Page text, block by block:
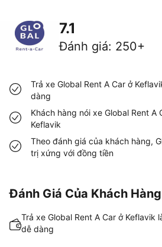
7.1
Đánh giá: 250+
Trả xe Global Rent A Car ở
dàng
Khách hàng nói xe Global Rent A
Keflavik
Theo đánh giá của khách hàng,
trị xứng với đồng tiền
Đánh Giá Của Khách Hàng
Trả xe Global Rent A Car ở Keflavik
dễ dàng